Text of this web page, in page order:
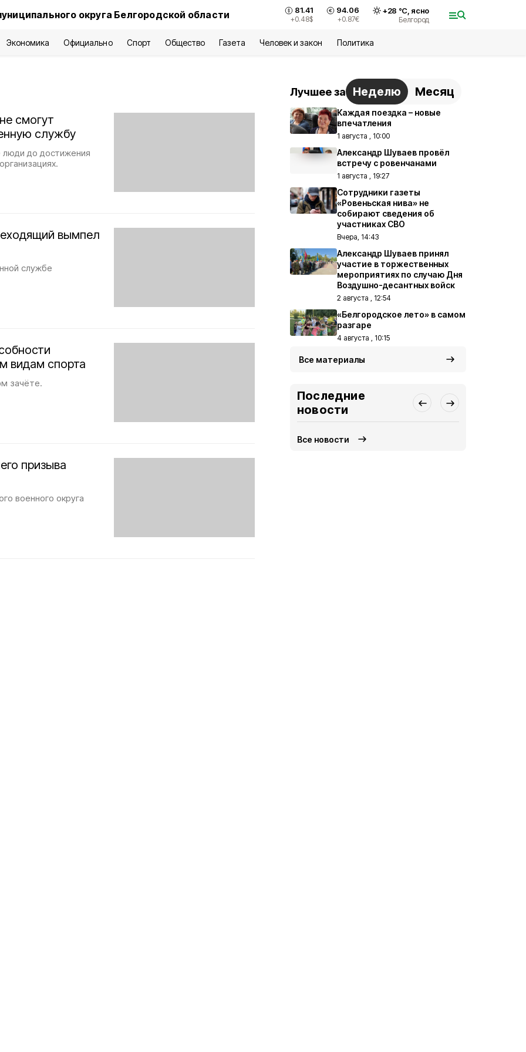
округа Белгородской области 81.41
+0.48$
94.06
+0.87€
+28 °С, ясно
Белгород
Экономика Официально Спорт Общество Газета Человек и закон Политика
смогут
службу
до достижения
вымпел
службе
видам спорта
зачёте.
призыва
военного округа
Лучшее за Неделю Месяц
Каждая поездка – новые
впечатления
1 августа , 10:00
Александр Шуваев провёл
встречу с ровенчанами
1 августа , 19:27
Сотрудники газеты
«Ровеньская нива» не
собирают сведения об
участниках СВО
Вчера, 14:43
Александр Шуваев принял
участие в торжественных
мероприятиях по случаю Дня
Воздушно-десантных войск
2 августа , 12:54
«Белгородское лето» в самом
разгаре
4 августа , 10:15
Все материалы
Последние
новости
Все новости